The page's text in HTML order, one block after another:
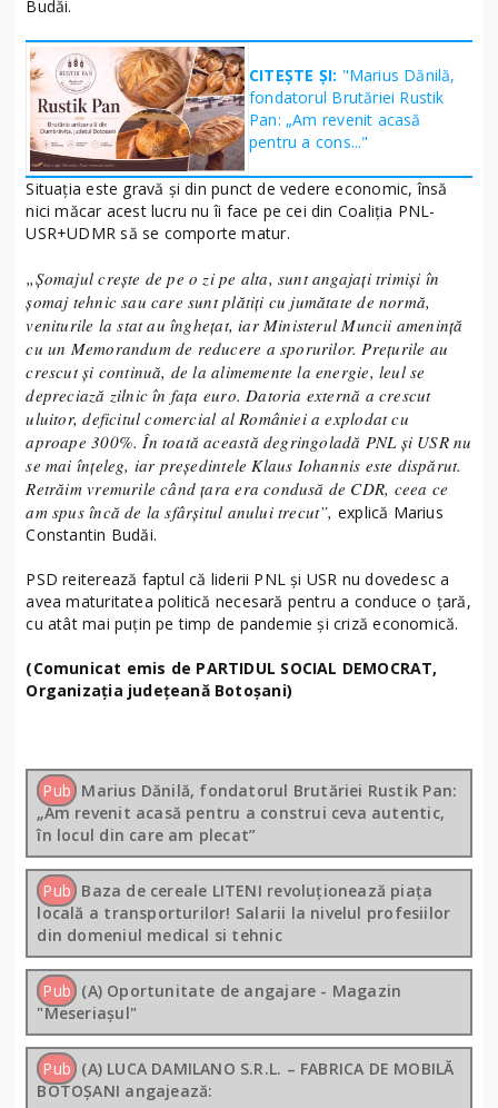
Budăi.
CITEȘTE ȘI: "Marius Dănilă,
fondatorul Brutăriei Rustik
Pan: „Am revenit acasă
pentru a cons..."
Situația este gravă și din punct de vedere economic, însă
nici măcar acest lucru nu îi face pe cei din Coaliția PNL-
USR+UDMR să se comporte matur.
„Șomajul crește de pe o zi pe alta, sunt angajați trimiși în
șomaj tehnic sau care sunt plătiți cu jumătate de normă,
veniturile la stat au înghețat, iar Ministerul Muncii amenință
cu un Memorandum de reducere a sporurilor. Prețurile au
crescut și continuă, de la alimemente la energie, leul se
depreciază zilnic în fața euro. Datoria externă a crescut
uluitor, deficitul comercial al României a explodat cu
aproape 300%. În toată această degringoladă PNL și USR nu
se mai înțeleg, iar președintele Klaus Iohannis este dispărut.
Retrăim vremurile când țara era condusă de CDR, ceea ce
am spus încă de la sfârșitul anului trecut”, explică Marius
Constantin Budăi.
PSD reiterează faptul că liderii PNL și USR nu dovedesc a
avea maturitatea politică necesară pentru a conduce o țară,
cu atât mai puțin pe timp de pandemie și criză economică.
(Comunicat emis de PARTIDUL SOCIAL DEMOCRAT,
Organizaţia judeţeană Botoşani)
Pub Marius Dănilă, fondatorul Brutăriei Rustik Pan:
„Am revenit acasă pentru a construi ceva autentic,
în locul din care am plecat”
Pub Baza de cereale LITENI revoluționează piața
locală a transporturilor! Salarii la nivelul profesiilor
din domeniul medical si tehnic
Pub (A) Oportunitate de angajare - Magazin
"Meseriașul"
Pub (A) LUCA DAMILANO S.R.L. – FABRICA DE MOBILĂ
BOTOȘANI angajează: